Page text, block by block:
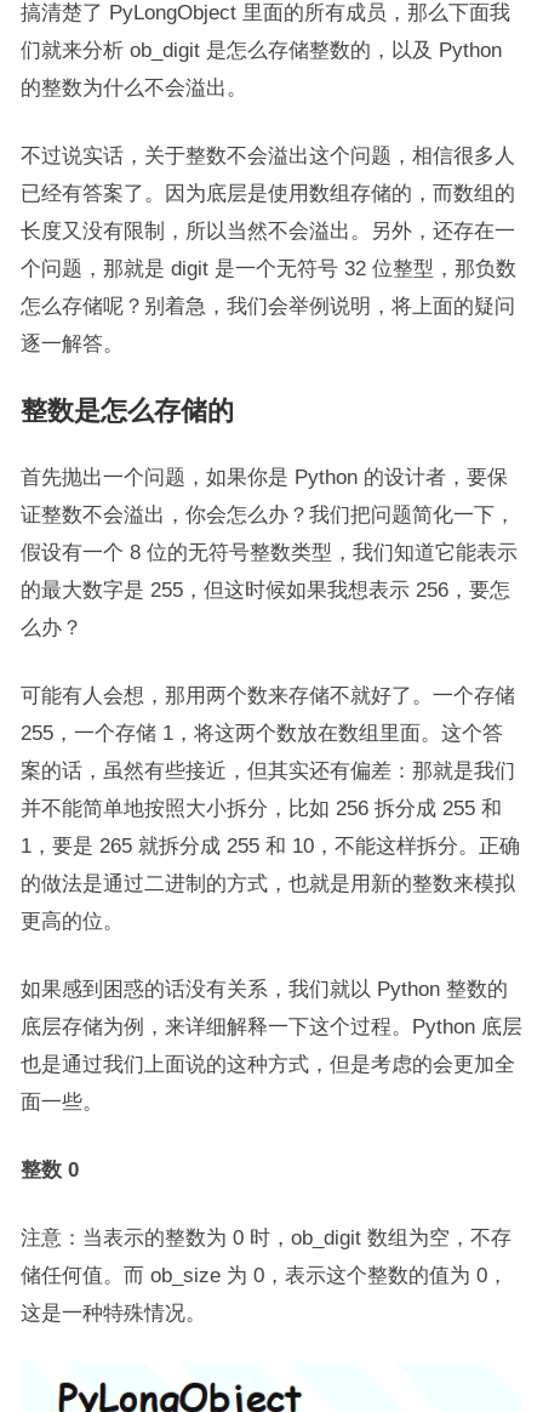
搞清楚了 PyLongObject 里面的所有成员，那么下面我
们就来分析 ob_digit 是怎么存储整数的，以及 Python
的整数为什么不会溢出。
不过说实话，关于整数不会溢出这个问题，相信很多人
已经有答案了。因为底层是使用数组存储的，而数组的
长度又没有限制，所以当然不会溢出。另外，还存在一
个问题，那就是 digit 是一个无符号 32 位整型，那负数
怎么存储呢？别着急，我们会举例说明，将上面的疑问
逐一解答。
整数是怎么存储的
首先抛出一个问题，如果你是 Python 的设计者，要保
证整数不会溢出，你会怎么办？我们把问题简化一下，
假设有一个 8 位的无符号整数类型，我们知道它能表示
的最大数字是 255，但这时候如果我想表示 256，要怎
么办？
可能有人会想，那用两个数来存储不就好了。一个存储
255，一个存储 1，将这两个数放在数组里面。这个答
案的话，虽然有些接近，但其实还有偏差：那就是我们
并不能简单地按照大小拆分，比如 256 拆分成 255 和
1，要是 265 就拆分成 255 和 10，不能这样拆分。正确
的做法是通过二进制的方式，也就是用新的整数来模拟
更高的位。
如果感到困惑的话没有关系，我们就以 Python 整数的
底层存储为例，来详细解释一下这个过程。Python 底层
也是通过我们上面说的这种方式，但是考虑的会更加全
面一些。
整数 0
注意：当表示的整数为 0 时，ob_digit 数组为空，不存
储任何值。而 ob_size 为 0，表示这个整数的值为 0，
这是一种特殊情况。